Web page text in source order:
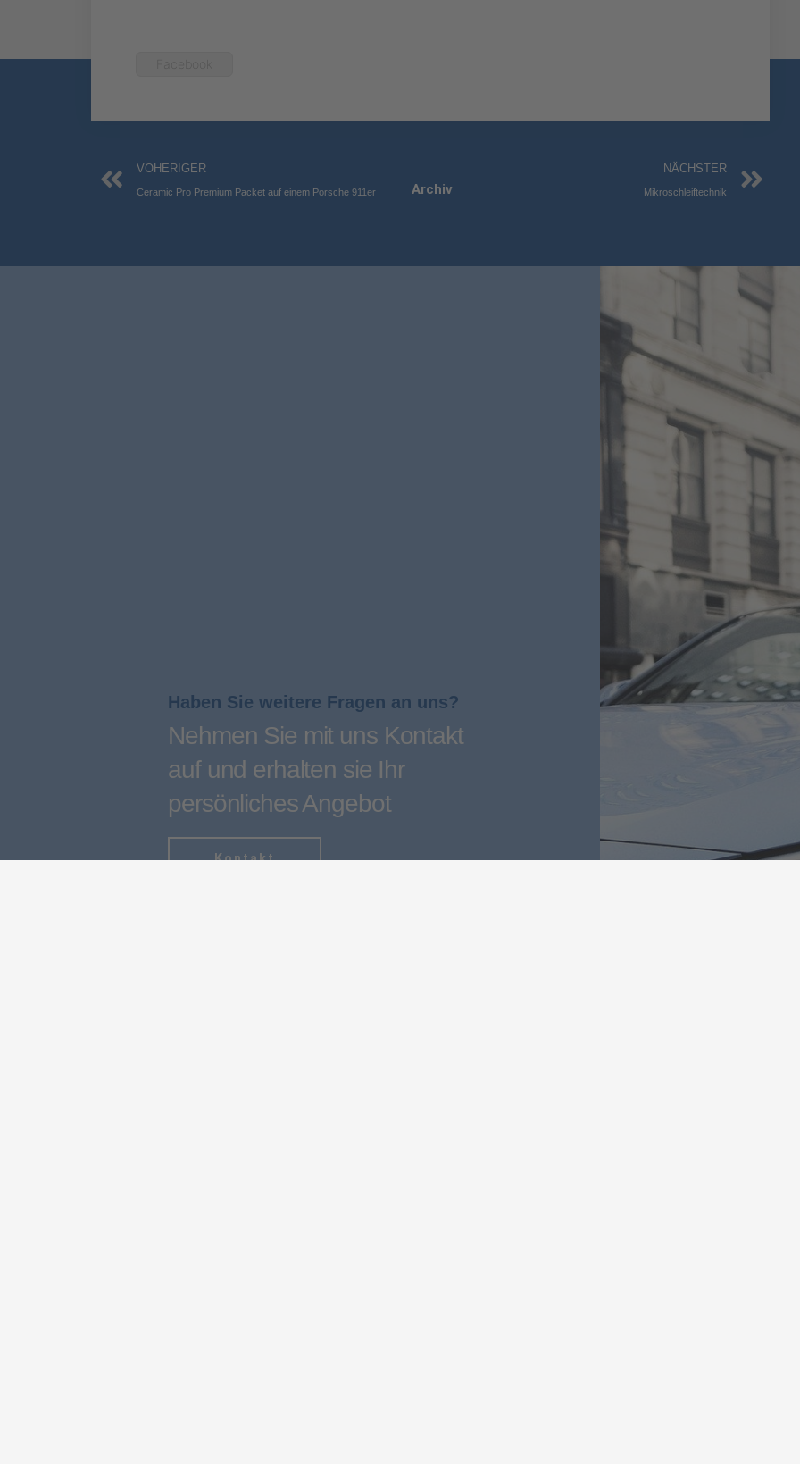
Archiv
Zurück
VOHERIGER
Ceramic Pro Premium Packet auf einem Porsche 911er
NÄCHSTER
Mikroschleiftechnik
Haben Sie weitere Fragen an uns?
Nehmen Sie mit uns Kontakt
auf und erhalten sie Ihr
persönliches Angebot
Kontakt